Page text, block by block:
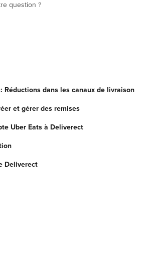
question ?
Réductions dans les canaux de livraison
et gérer des remises
Uber Eats à Deliverect
Deliverect